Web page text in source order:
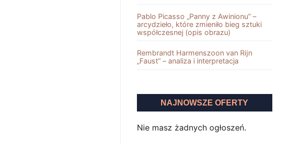
Pablo Picasso „Panny z Awinionu” –
arcydzieło, które zmieniło bieg sztuki
współczesnej (opis obrazu)
Rembrandt Harmenszoon van Rĳn
„Faust” – analiza i interpretacja
NAJNOWSZE OFERTY
Nie masz żadnych ogłoszeń.